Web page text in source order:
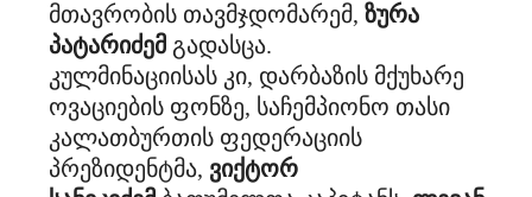
მთავრობის თავმჯდომარემ, ზურა
პატარიძემ გადასცა.
კულმინაციისას კი, დარბაზის მქუხარე
ოვაციების ფონზე, საჩემპიონო თასი
კალათბურთის ფედერაციის
პრეზიდენტმა, ვიქტორ